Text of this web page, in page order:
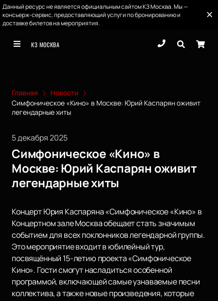
Данный ресурс не является официальным сайтом КЗ Москва. Мы —
консьерж-сервис, предоставляющий услуги по бронированию и
доставке билетов на мероприятия.
КЗ МОСКВА
Главная
Новости
Симфоническое «Кино» в Москве: Юрий Каспарян оживит
легендарные хиты
5 декабря 2025
Симфоническое «Кино» в
Москве: Юрий Каспарян оживит
легендарные хиты
Концерт Юрия Каспаряна «Симфоническое «Кино» в
Концертном зале Москва обещает стать значимым
событием для всех поклонников легендарной группы.
Это мероприятие входит в юбилейный тур,
посвящённый 15-летию проекта «Симфоническое
Кино». Гости смогут насладиться особенной
программой, включающей самые узнаваемые песни
коллектива, а также новые произведения, которые